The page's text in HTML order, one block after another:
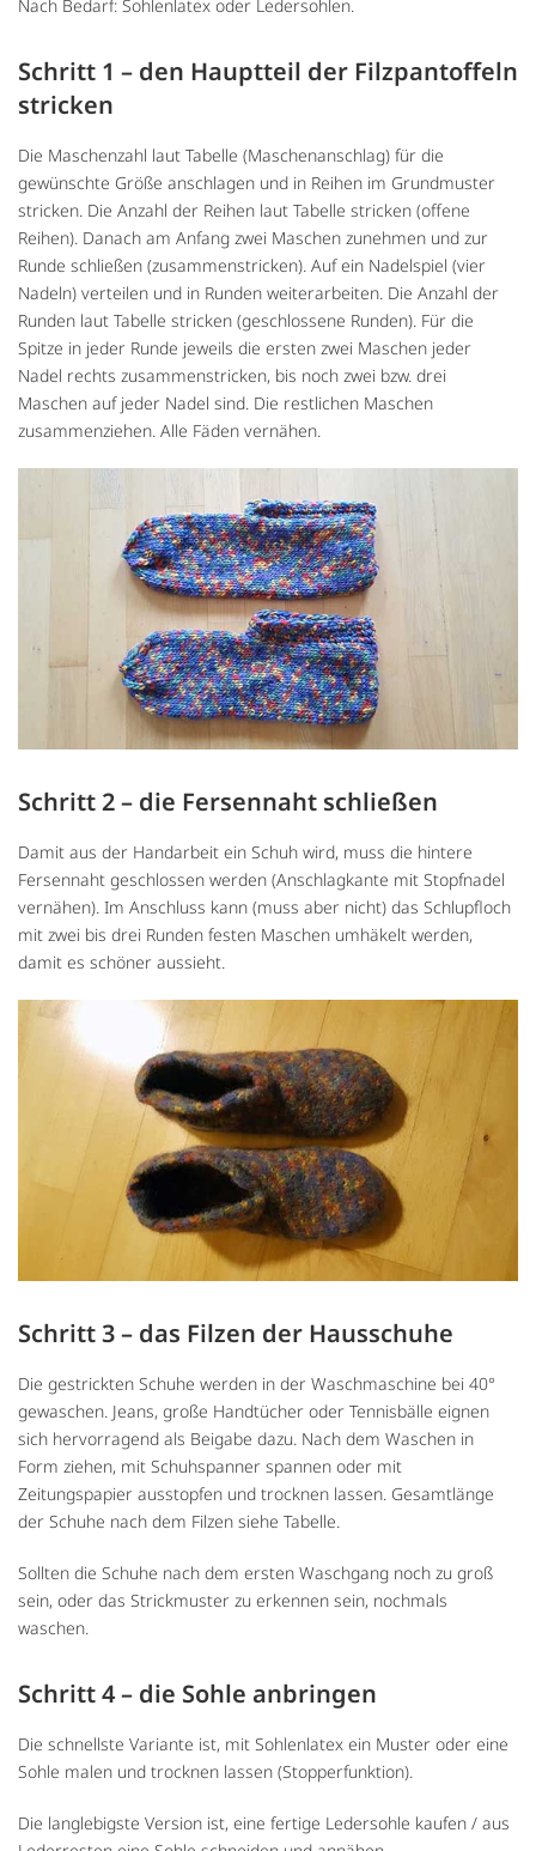
Nach Bedarf: Sohlenlatex oder Ledersohlen.
Schritt 1 – den Hauptteil der Filzpantoffeln
stricken
Die Maschenzahl laut Tabelle (Maschenanschlag) für die
gewünschte Größe anschlagen und in Reihen im Grundmuster
stricken. Die Anzahl der Reihen laut Tabelle stricken (offene
Reihen). Danach am Anfang zwei Maschen zunehmen und zur
Runde schließen (zusammenstricken). Auf ein Nadelspiel (vier
Nadeln) verteilen und in Runden weiterarbeiten. Die Anzahl der
Runden laut Tabelle stricken (geschlossene Runden). Für die
Spitze in jeder Runde jeweils die ersten zwei Maschen jeder
Nadel rechts zusammenstricken, bis noch zwei bzw. drei
Maschen auf jeder Nadel sind. Die restlichen Maschen
zusammenziehen. Alle Fäden vernähen.
Schritt 2 – die Fersennaht schließen
Damit aus der Handarbeit ein Schuh wird, muss die hintere
Fersennaht geschlossen werden (Anschlagkante mit Stopfnadel
vernähen). Im Anschluss kann (muss aber nicht) das Schlupfloch
mit zwei bis drei Runden festen Maschen umhäkelt werden,
damit es schöner aussieht.
Schritt 3 – das Filzen der Hausschuhe
Die gestrickten Schuhe werden in der Waschmaschine bei 40°
gewaschen. Jeans, große Handtücher oder Tennisbälle eignen
sich hervorragend als Beigabe dazu. Nach dem Waschen in
Form ziehen, mit Schuhspanner spannen oder mit
Zeitungspapier ausstopfen und trocknen lassen. Gesamtlänge
der Schuhe nach dem Filzen siehe Tabelle.
Sollten die Schuhe nach dem ersten Waschgang noch zu groß
sein, oder das Strickmuster zu erkennen sein, nochmals
waschen.
Schritt 4 – die Sohle anbringen
Die schnellste Variante ist, mit Sohlenlatex ein Muster oder eine
Sohle malen und trocknen lassen (Stopperfunktion).
Die langlebigste Version ist, eine fertige Ledersohle kaufen / aus